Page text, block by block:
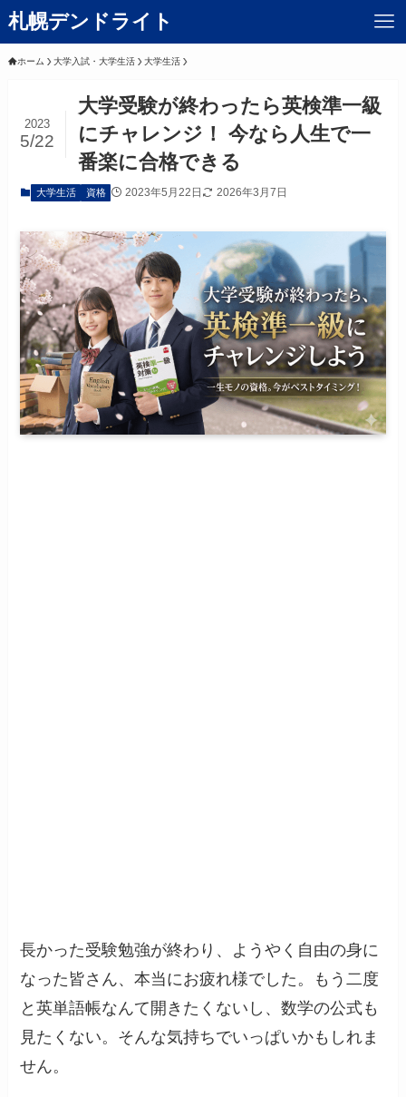
札幌デンドライト
ホーム 大学入試・大学生活 大学生活
大学受験が終わったら英検準一級
にチャレンジ！ 今なら人生で一
番楽に合格できる
2023
5/22
大学生活 資格 2023年5月22日 2026年3月7日
長かった受験勉強が終わり、ようやく自由の身に
なった皆さん、本当にお疲れ様でした。もう二度
と英単語帳なんて開きたくないし、数学の公式も
見たくない。そんな気持ちでいっぱいかもしれま
せん。